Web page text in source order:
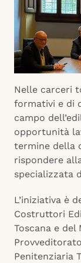
Nelle carceri
formativi e di
campo
opportunità
termine della
rispondere
specializzata
L’iniziativa è
Costruttori
Toscana e
Penitenziaria